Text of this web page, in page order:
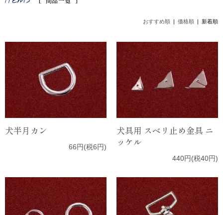
おすすめ順 | 価格順 | 新着順
犬半月カン
66円(税6円)
犬具用 スベリ止め金具 ニ
ッケル
440円(税40円)